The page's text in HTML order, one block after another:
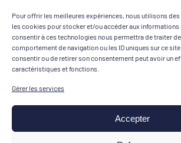
Pour offrir les meilleures expériences, nous utilisons
les cookies pour stocker et/ou accéder aux
consentir à ces technologies nous permettra de traiter
comportement de navigation ou les ID uniques sur ce
consentir ou de retirer son consentement peut avoir un
caractéristiques et fonctions.
Gérer les services
Accepter
Contact
MOYENS DE PAIEMENT
Mentions légales